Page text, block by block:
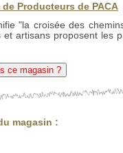
Producteurs de PACA
"la croisée des
et artisans proposent les
ce magasin ?
magasin :